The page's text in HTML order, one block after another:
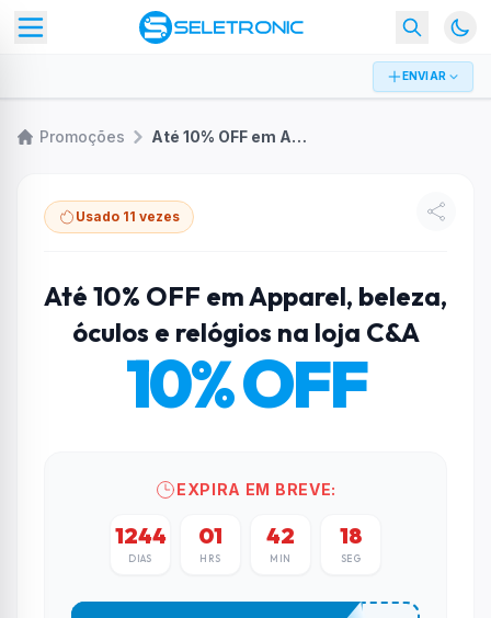
ENVIAR
Promoções Até 10% OFF em Apparel, beleza, óculos e relógios na loja C&A
Usado 11 vezes
Até 10% OFF em Apparel, beleza,
óculos e relógios na loja C&A
10% OFF
EXPIRA EM BREVE:
1244
DIAS
01
HRS
42
MIN
17
SEG